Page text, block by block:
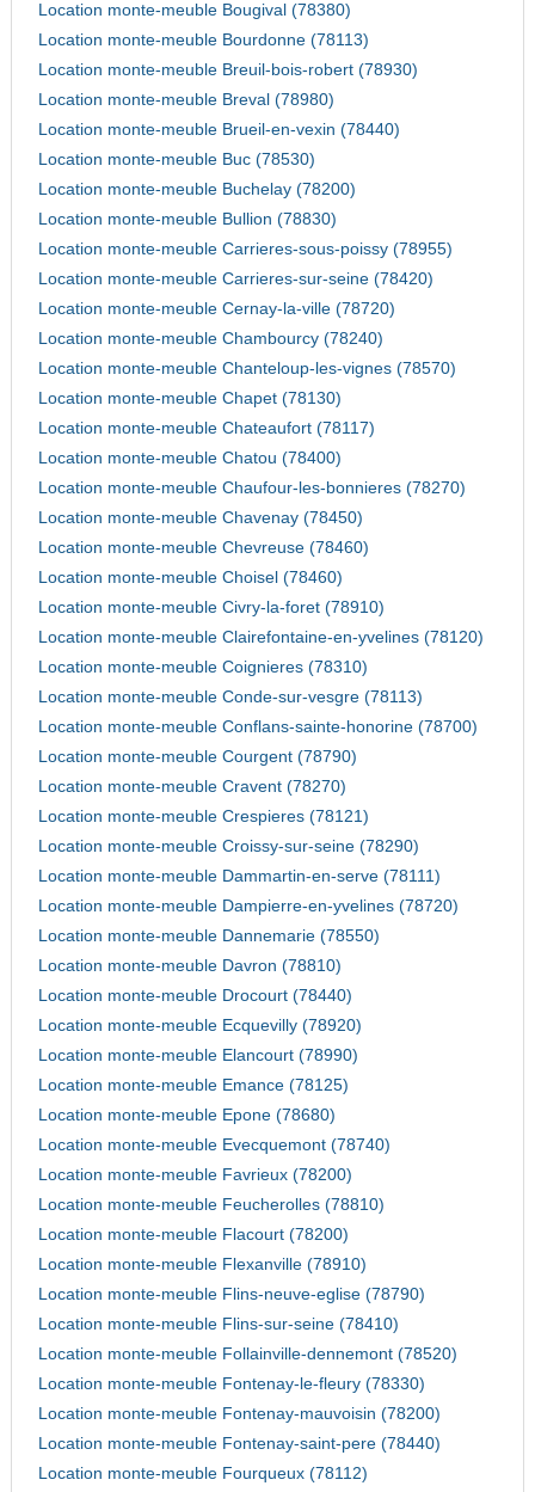
Location monte-meuble Bougival (78380)
Location monte-meuble Bourdonne (78113)
Location monte-meuble Breuil-bois-robert (78930)
Location monte-meuble Breval (78980)
Location monte-meuble Brueil-en-vexin (78440)
Location monte-meuble Buc (78530)
Location monte-meuble Buchelay (78200)
Location monte-meuble Bullion (78830)
Location monte-meuble Carrieres-sous-poissy (78955)
Location monte-meuble Carrieres-sur-seine (78420)
Location monte-meuble Cernay-la-ville (78720)
Location monte-meuble Chambourcy (78240)
Location monte-meuble Chanteloup-les-vignes (78570)
Location monte-meuble Chapet (78130)
Location monte-meuble Chateaufort (78117)
Location monte-meuble Chatou (78400)
Location monte-meuble Chaufour-les-bonnieres (78270)
Location monte-meuble Chavenay (78450)
Location monte-meuble Chevreuse (78460)
Location monte-meuble Choisel (78460)
Location monte-meuble Civry-la-foret (78910)
Location monte-meuble Clairefontaine-en-yvelines (78120)
Location monte-meuble Coignieres (78310)
Location monte-meuble Conde-sur-vesgre (78113)
Location monte-meuble Conflans-sainte-honorine (78700)
Location monte-meuble Courgent (78790)
Location monte-meuble Cravent (78270)
Location monte-meuble Crespieres (78121)
Location monte-meuble Croissy-sur-seine (78290)
Location monte-meuble Dammartin-en-serve (78111)
Location monte-meuble Dampierre-en-yvelines (78720)
Location monte-meuble Dannemarie (78550)
Location monte-meuble Davron (78810)
Location monte-meuble Drocourt (78440)
Location monte-meuble Ecquevilly (78920)
Location monte-meuble Elancourt (78990)
Location monte-meuble Emance (78125)
Location monte-meuble Epone (78680)
Location monte-meuble Evecquemont (78740)
Location monte-meuble Favrieux (78200)
Location monte-meuble Feucherolles (78810)
Location monte-meuble Flacourt (78200)
Location monte-meuble Flexanville (78910)
Location monte-meuble Flins-neuve-eglise (78790)
Location monte-meuble Flins-sur-seine (78410)
Location monte-meuble Follainville-dennemont (78520)
Location monte-meuble Fontenay-le-fleury (78330)
Location monte-meuble Fontenay-mauvoisin (78200)
Location monte-meuble Fontenay-saint-pere (78440)
Location monte-meuble Fourqueux (78112)